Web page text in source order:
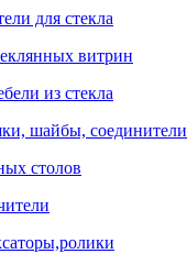
для стекла
витрин
из стекла
шайбы, соединители
столов